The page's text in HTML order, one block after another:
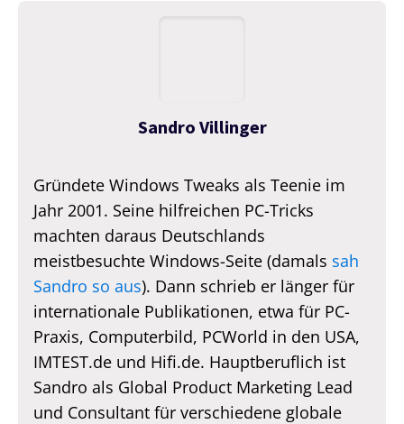
Sandro Villinger
Gründete Windows Tweaks als Teenie im
Jahr 2001. Seine hilfreichen PC-Tricks
machten daraus Deutschlands
meistbesuchte Windows-Seite (damals sah
Sandro so aus). Dann schrieb er länger für
internationale Publikationen, etwa für PC-
Praxis, Computerbild, PCWorld in den USA,
IMTEST.de und Hifi.de. Hauptberuflich ist
Sandro als Global Product Marketing Lead
und Consultant für verschiedene globale